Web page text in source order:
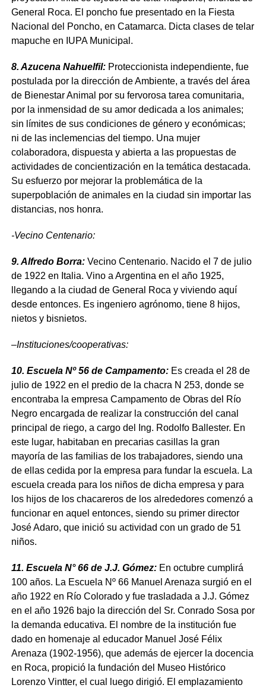
General Roca. El poncho fue presentado en la Fiesta
Nacional del Poncho, en Catamarca. Dicta clases de telar
mapuche en IUPA Municipal.
8. Azucena Nahuelfil: Proteccionista independiente, fue
postulada por la dirección de Ambiente, a través del área
de Bienestar Animal por su fervorosa tarea comunitaria,
por la inmensidad de su amor dedicada a los animales;
sin límites de sus condiciones de género y económicas;
ni de las inclemencias del tiempo. Una mujer
colaboradora, dispuesta y abierta a las propuestas de
actividades de concientización en la temática destacada.
Su esfuerzo por mejorar la problemática de la
superpoblación de animales en la ciudad sin importar las
distancias, nos honra.
-Vecino Centenario:
9. Alfredo Borra: Vecino Centenario. Nacido el 7 de julio
de 1922 en Italia. Vino a Argentina en el año 1925,
llegando a la ciudad de General Roca y viviendo aquí
desde entonces. Es ingeniero agrónomo, tiene 8 hijos,
nietos y bisnietos.
–Instituciones/cooperativas:
10. Escuela Nº 56 de Campamento:Es creada el 28 de
julio de 1922 en el predio de la chacra N 253, donde se
encontraba la empresa Campamento de Obras del Río
Negro encargada de realizar la construcción del canal
principal de riego, a cargo del Ing. Rodolfo Ballester. En
este lugar, habitaban en precarias casillas la gran
mayoría de las familias de los trabajadores, siendo una
de ellas cedida por la empresa para fundar la escuela. La
escuela creada para los niños de dicha empresa y para
los hijos de los chacareros de los alrededores comenzó a
funcionar en aquel entonces, siendo su primer director
José Adaro, que inició su actividad con un grado de 51
niños.
11. Escuela N° 66 de J.J. Gómez: En octubre cumplirá
100 años. La Escuela Nº 66 Manuel Arenaza surgió en el
año 1922 en Río Colorado y fue trasladada a J.J. Gómez
en el año 1926 bajo la dirección del Sr. Conrado Sosa por
la demanda educativa. El nombre de la institución fue
dado en homenaje al educador Manuel José Félix
Arenaza (1902-1956), que además de ejercer la docencia
en Roca, propició la fundación del Museo Histórico
Lorenzo Vintter, el cual luego dirigió. El emplazamiento